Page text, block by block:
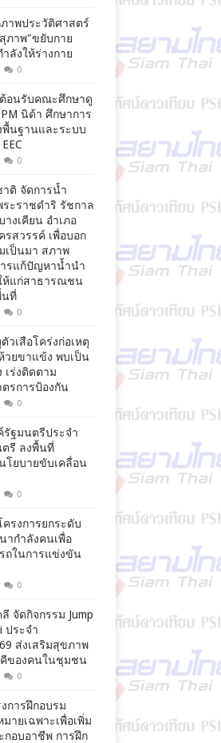
าพประวัติศาสตร์
ภาพ"ขยับกาย
ลังให้ร่างกาย
0
อนรับคณะศึกษาดู
นิด้า ศึกษาการ
นฐานและระบบ
0
ติ จัดการน้ำ
ะราชดำริ รัชกาล
งเคียน อำเภอ
สวรรค์ เพื่อบอก
เป็นมา สภาพ
รแก้ปัญหาน้ำนำ
ห้แก่สาธารณชน
นที่
0
วเสือโคร่งก่อเหตุ
วยขาแข้ง พบเป็น
เร่งติดตาม
รการป้องกัน
0
รัฐมนตรีประจำ
รี ลงพื้นที่
โยบายขับเคลื่อน
0
รงการยกระดับ
กำลังคนเพื่อ
ถในการแข่งขัน
0
จัดกิจกรรม Jump
ประจำ
ส่งเสริมสุขภาพ
ของคนในชุมชน
0
การฝึกอบรม
ายเฉพาะเพื่อเพิ่ม
กอบอาชีพ การฝึก